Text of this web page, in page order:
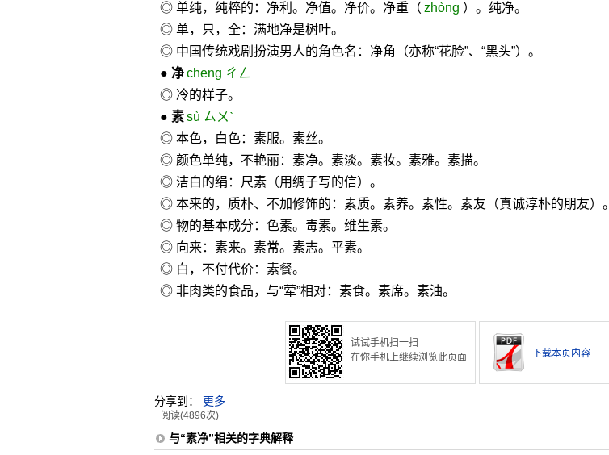
◎ 单纯，纯粹的：净利。净值。净价。净重（ zhòng ）。纯净。
◎ 单，只，全：满地净是树叶。
◎ 中国传统戏剧扮演男人的角色名：净角（亦称“花脸”、“黑头”）。
● 净 chēng ㄔㄥˉ
◎ 冷的样子。
● 素 sù ㄙㄨˋ
◎ 本色，白色：素服。素丝。
◎ 颜色单纯，不艳丽：素净。素淡。素妆。素雅。素描。
◎ 洁白的绢：尺素（用绸子写的信）。
◎ 本来的，质朴、不加修饰的：素质。素养。素性。素友（真诚淳朴的朋友）。
◎ 物的基本成分：色素。毒素。维生素。
◎ 向来：素来。素常。素志。平素。
◎ 白，不付代价：素餐。
◎ 非肉类的食品，与“荤”相对：素食。素席。素油。
试试手机扫一扫
在你手机上继续浏览此页面
下载本页内容
分享到： 更多
阅读(4896次)
与“素净”相关的字典解释